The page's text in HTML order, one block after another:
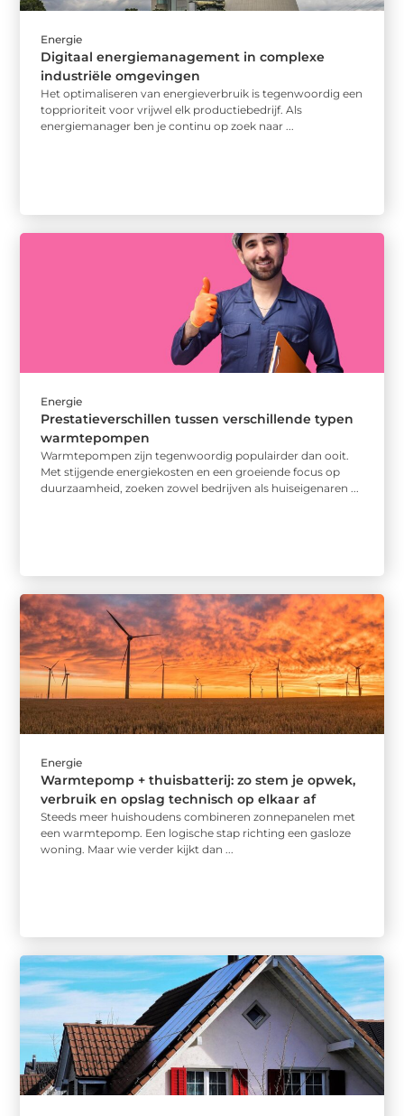
Energie
Digitaal energiemanagement in complexe
industriële omgevingen
Het optimaliseren van energieverbruik is tegenwoordig een
topprioriteit voor vrijwel elk productiebedrijf. Als
energiemanager ben je continu op zoek naar ...
Energie
Prestatieverschillen tussen verschillende typen
warmtepompen
Warmtepompen zijn tegenwoordig populairder dan ooit.
Met stijgende energiekosten en een groeiende focus op
duurzaamheid, zoeken zowel bedrijven als huiseigenaren ...
Energie
Warmtepomp + thuisbatterij: zo stem je opwek,
verbruik en opslag technisch op elkaar af
Steeds meer huishoudens combineren zonnepanelen met
een warmtepomp. Een logische stap richting een gasloze
woning. Maar wie verder kijkt dan ...